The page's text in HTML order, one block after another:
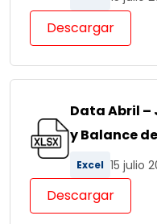
Descargar
Data Abril –
y Balance
Excel 15 julio
Descargar